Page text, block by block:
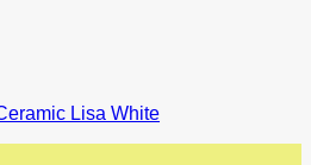
Lisa White